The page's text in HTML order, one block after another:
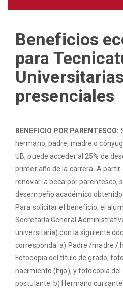
Beneficios
para
Universitarias
presenciales
BENEFICIO POR PARENTESCO:
hermano, padre, madre o
UB, puede acceder al 25% de
primer año de la carrera. A
renovar la beca por parentesco,
desempeño académico
Para solicitar el beneficio, el
Secretaría General
universitaria) con la siguiente
corresponda: a) Padre /madre /
Fotocopia del título de grado;
nacimiento (hijo), y fotocopia del
postulante. b) Hermano